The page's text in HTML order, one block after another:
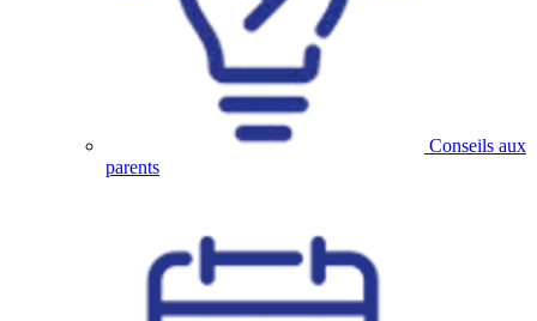
Conseils aux
parents